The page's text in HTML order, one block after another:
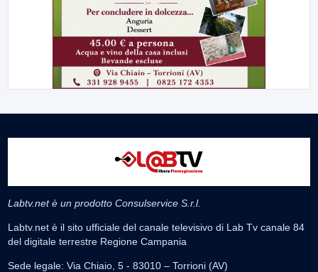
Labtv.net è un prodotto Consulservice S.r.l.
Labtv.net è il sito ufficiale del canale televisivo di Lab Tv canale 84
del digitale terrestre Regione Campania
Sede legale: Via Chiaio, 5 - 83010 – Torrioni (AV)